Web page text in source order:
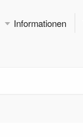
Informationen